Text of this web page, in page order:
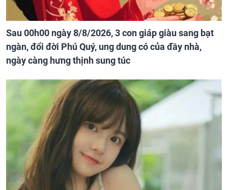
Sau 00h00 ngày 8/8/2026, 3 con giáp giàu sang bạt
ngàn, đổi đời Phú Quý, ung dung có của đầy nhà,
ngày càng hưng thịnh sung túc